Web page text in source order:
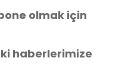
olmak için
haberlerimize